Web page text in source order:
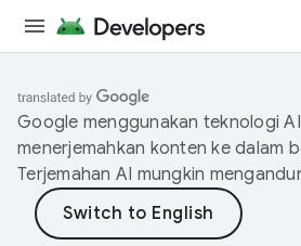
Google menggunakan teknologi
menerjemahkan konten ke dalam
Terjemahan AI mungkin